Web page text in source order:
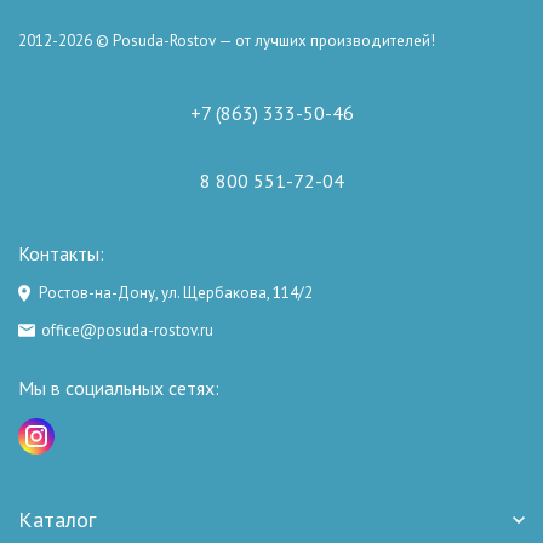
2012-2026 © Posuda-Rostov — от лучших производителей!
+7 (863) 333-50-46
8 800 551-72-04
Контакты:
Ростов-на-Дону, ул. Щербакова, 114/2
office@posuda-rostov.ru
Мы в социальных сетях:
Каталог